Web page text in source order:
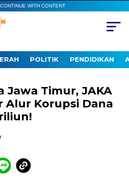
WITH CONTENT
POLITIK PENDIDIKAN
Jawa Timur, JAKA
Alur Korupsi Dana